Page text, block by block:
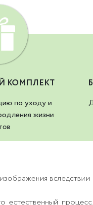
КОМПЛЕКТ
по уходу и
жизни
естественный